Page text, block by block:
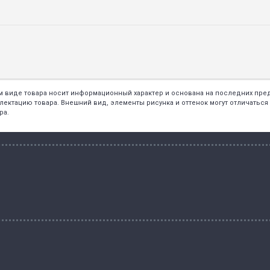
виде товара носит информационный характер и основана на последних
товара. Внешний вид, элементы рисунка и оттенок могут отличаться